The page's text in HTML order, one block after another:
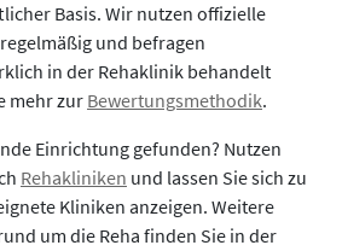
Basis. Wir nutzen offizielle
und befragen
in der Rehaklinik behandelt
mehr zur Bewertungsmethodik.
Einrichtung gefunden? Nutzen
Rehakliniken und lassen Sie sich zu
Kliniken anzeigen. Weitere
um die Reha finden Sie in der